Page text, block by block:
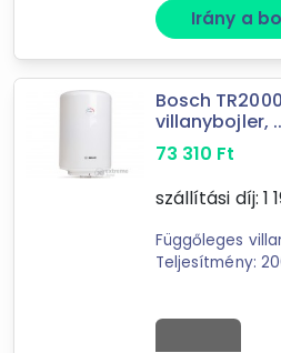
Forgalmazók
Libri
Motomotors
Extreme Digital
Elefántszerszám.hu
Megatherm Kft.
NEMSEMMI.HU
Barkácsraktár
multimédiabolt
Elektroexpressz
Irány a
Bosch
villanybojler,
73 310 Ft
szállítási díj: 1
Függőleges
Teljesítmény: